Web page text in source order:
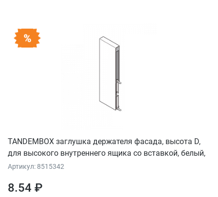
TANDEMBOX заглушка держателя фасада, высота D,
для высокого внутреннего ящика со вставкой, белый,
левый, для TANDEMBOX intivo
Артикул: 8515342
8.54 ₽